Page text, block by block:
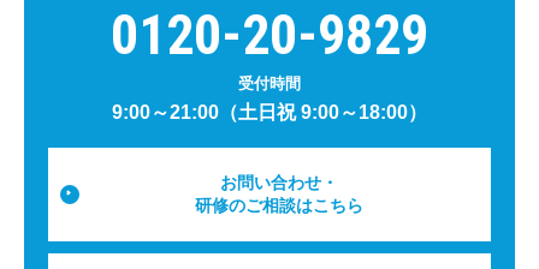
0120-20-9829
受付時間
9:00～21:00（土日祝 9:00～18:00）
お問い合わせ・
研修のご相談はこちら